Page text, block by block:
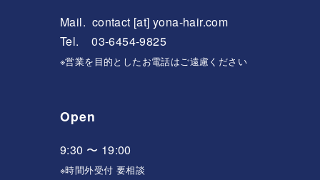
Mail. contact [at] yona-hair.com
Tel. 03-6454-9825
※営業を目的としたお電話はご遠慮ください
Open
9:30 〜 19:00
※時間外受付 要相談